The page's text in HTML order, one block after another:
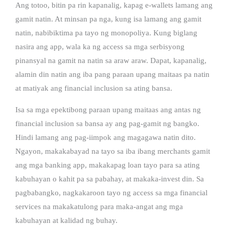
Ang totoo, bitin pa rin kapanalig, kapag e-wallets lamang ang
gamit natin. At minsan pa nga, kung isa lamang ang gamit
natin, nabibiktima pa tayo ng monopoliya. Kung biglang
nasira ang app, wala ka ng access sa mga serbisyong
pinansyal na gamit na natin sa araw araw. Dapat, kapanalig,
alamin din natin ang iba pang paraan upang maitaas pa natin
at matiyak ang financial inclusion sa ating bansa.
Isa sa mga epektibong paraan upang maitaas ang antas ng
financial inclusion sa bansa ay ang pag-gamit ng bangko.
Hindi lamang ang pag-iimpok ang magagawa natin dito.
Ngayon, makakabayad na tayo sa iba ibang merchants gamit
ang mga banking app, makakapag loan tayo para sa ating
kabuhayan o kahit pa sa pabahay, at makaka-invest din. Sa
pagbabangko, nagkakaroon tayo ng access sa mga financial
services na makakatulong para maka-angat ang mga
kabuhayan at kalidad ng buhay.